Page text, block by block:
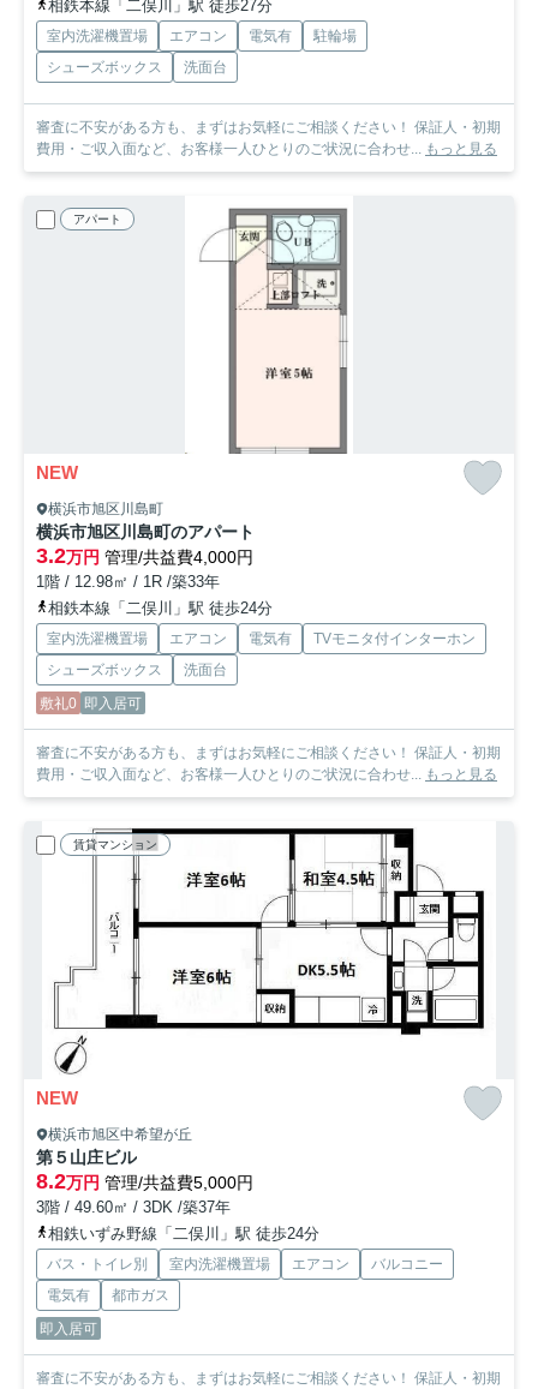
相鉄本線「二俣川」駅 徒歩27分
室内洗濯機置場 エアコン 電気有
駐輪場
シューズボックス
洗面台
審査に不安がある方も、まずはお気軽にご相談ください！ 保証人・初期
費用・ご収入面など、お客様一人ひとりのご状況に合わせ...
もっと見る
アパート
NEW
横浜市旭区川島町
横浜市旭区川島町のアパート
3.2万円 管理/共益費4,000円
1階 / 12.98㎡ / 1R /築33年
相鉄本線「二俣川」駅 徒歩24分
室内洗濯機置場 エアコン 電気有
TVモニタ付インターホン
シューズボックス
洗面台
敷礼0 即入居可
審査に不安がある方も、まずはお気軽にご相談ください！ 保証人・初期
費用・ご収入面など、お客様一人ひとりのご状況に合わせ...
もっと見る
賃貸マンション
NEW
横浜市旭区中希望が丘
第５山庄ビル
8.2万円 管理/共益費5,000円
3階 / 49.60㎡ / 3DK /築37年
相鉄いずみ野線「二俣川」駅 徒歩24分
バス・トイレ別 室内洗濯機置場 エアコン
バルコニー
電気有
都市ガス
即入居可
審査に不安がある方も、まずはお気軽にご相談ください！ 保証人・初期